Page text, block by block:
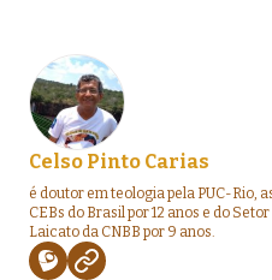
Celso Pinto Carias
é doutor em teologia pela PUC-Rio,
CEBs do Brasil por 12 anos e do
Laicato da CNBB por 9 anos.